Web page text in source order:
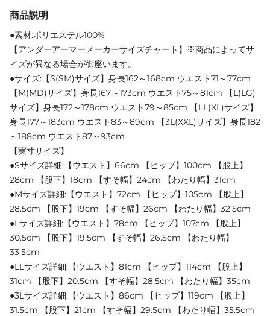
商品説明
●素材:ポリエステル100%
【アンダーアーマーメーカーサイズチャート】※商品によってサ
イズが異なる場合が御座います。
●サイズ:【S(SM)サイズ】身長162～168cm ウエスト71～77cm
【M(MD)サイズ】身長167～173cm ウエスト75～81cm 【L(LG)
サイズ】身長172～178cm ウエスト79～85cm 【LL(XL)サイズ】
身長177～183cm ウエスト83～89cm 【3L(XXL)サイズ】身長182
～188cm ウエスト87～93cm
【実寸サイズ】
●Sサイズ詳細:【ウエスト】66cm 【ヒップ】100cm 【股上】
28cm 【股下】18cm 【すそ幅】24cm 【わたり幅】31cm
●Mサイズ詳細:【ウエスト】72cm 【ヒップ】105cm 【股上】
28.5cm 【股下】19cm 【すそ幅】26cm 【わたり幅】32.5cm
●Lサイズ詳細:【ウエスト】78cm 【ヒップ】107cm 【股上】
30.5cm 【股下】19.5cm 【すそ幅】26.5cm 【わたり幅】
33.5cm
●LLサイズ詳細:【ウエスト】81cm 【ヒップ】114cm 【股上】
31cm 【股下】20.5cm 【すそ幅】28.5cm 【わたり幅】35cm
●3Lサイズ詳細:【ウエスト】86cm 【ヒップ】119cm 【股上】
31.5cm 【股下】21cm 【すそ幅】29.5cm 【わたり幅】35.5cm